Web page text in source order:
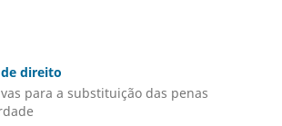
direito
para a substituição das penas